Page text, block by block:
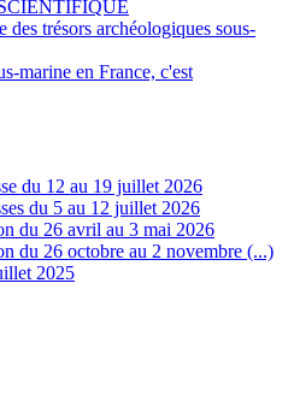
des trésors archéologiques sous-
marine en France, c'est
du 12 au 19 juillet 2026
du 5 au 12 juillet 2026
du 26 avril au 3 mai 2026
du 26 octobre au 2 novembre (...)
2025